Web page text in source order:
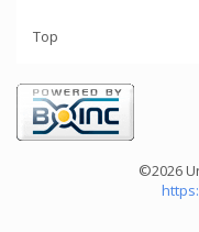
Top
©2026